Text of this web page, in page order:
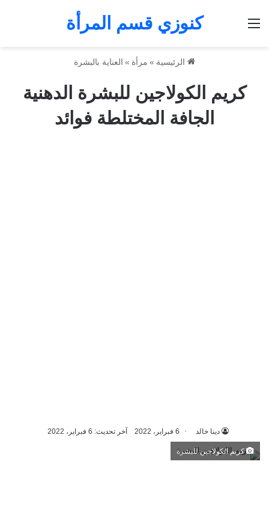
كنوزي قسم المرأة
الرئيسية » مرأة » العناية بالبشرة
كريم الكولاجين للبشرة الدهنية
الجافة المختلطة فوائد
دينا خالد 6 فبراير، 2022 آخر تحديث: 6 فبراير، 2022
كريم الكولاجين للبشرة